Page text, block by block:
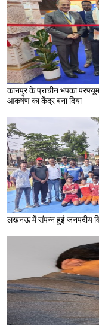
कानपुर के प्राचीन भपका
आकर्षण का केंद्र बना दिया
लखनऊ में संपन्न हुई जनपदीय